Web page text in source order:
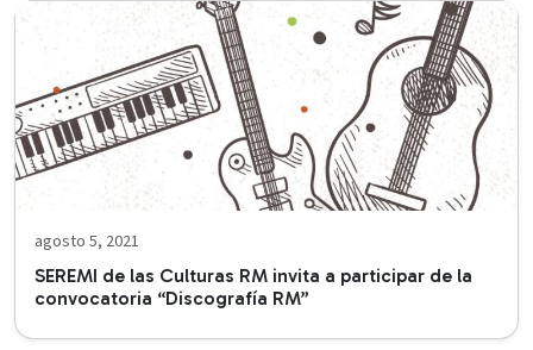
agosto 5, 2021
SEREMI de las Culturas RM invita a participar de la
convocatoria “Discografía RM”